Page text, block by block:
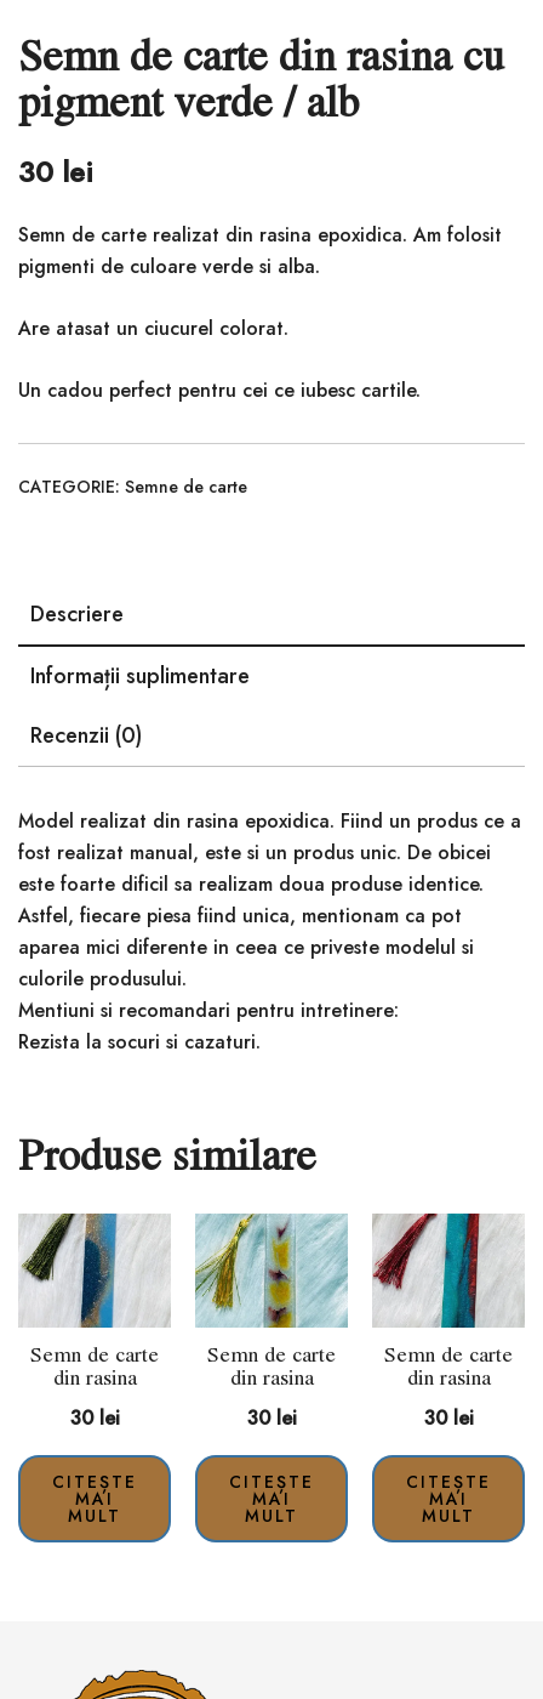
Semn de carte din rasina cu
pigment verde / alb
30 lei
Semn de carte realizat din rasina epoxidica. Am folosit
pigmenti de culoare verde si alba.
Are atasat un ciucurel colorat.
Un cadou perfect pentru cei ce iubesc cartile.
CATEGORIE: Semne de carte
Descriere
Informații suplimentare
Recenzii (0)
Model realizat din rasina epoxidica. Fiind un produs ce a
fost realizat manual, este si un produs unic. De obicei
este foarte dificil sa realizam doua produse identice.
Astfel, fiecare piesa fiind unica, mentionam ca pot
aparea mici diferente in ceea ce priveste modelul si
culorile produsului.
Mentiuni si recomandari pentru intretinere:
Rezista la socuri si cazaturi.
Produse similare
Semn de carte
din rasina
30 lei
CITEȘTE
MAI
MULT
Semn de carte
din rasina
30 lei
CITEȘTE
MAI
MULT
Semn de carte
din rasina
30 lei
CITEȘTE
MAI
MULT